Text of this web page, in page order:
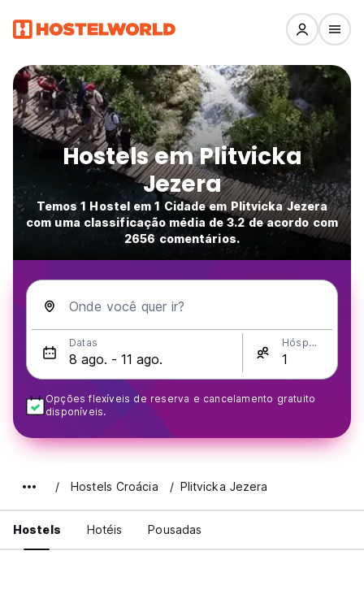
Hostels em Plitvicka
Jezera
Temos 1 Hostel em 1 Cidade em Plitvicka Jezera
com uma classificação média de 3.2 de acordo com
2656 comentários.
Onde você quer ir?
Datas Hóspedes
Opções flexíveis de reserva e cancelamento gratuito
disponíveis.
Hostels Croácia Plitvicka Jezera
Hostels Hotéis Pousadas